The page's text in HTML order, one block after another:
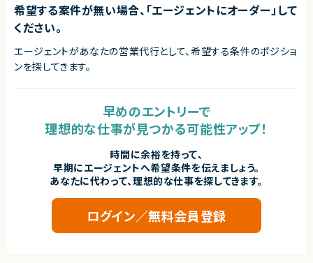
希望する案件が無い場合、「エージェントにオーダー」して
ください。
エージェントがあなたの営業代行として、希望する条件のポジショ
ンを探してきます。
早めのエントリーで
理想的な仕事が見つかる可能性アップ！
時間に余裕を持って、
早期にエージェントへ希望条件を伝えましょう。
あなたに代わって、理想的な仕事を探してきます。
ログイン／無料会員登録